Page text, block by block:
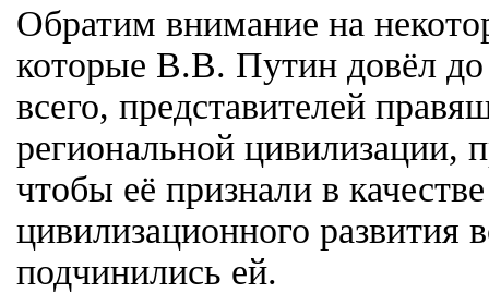
Обратим внимание на
которые В.В. Путин довёл до
всего, представителей
региональной цивилизации,
чтобы её признали в
цивилизационного развития
подчинились ей.